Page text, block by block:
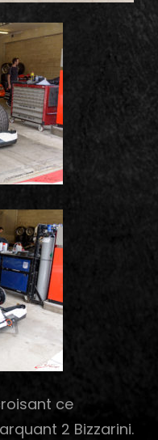
ce
2 Bizzarini.